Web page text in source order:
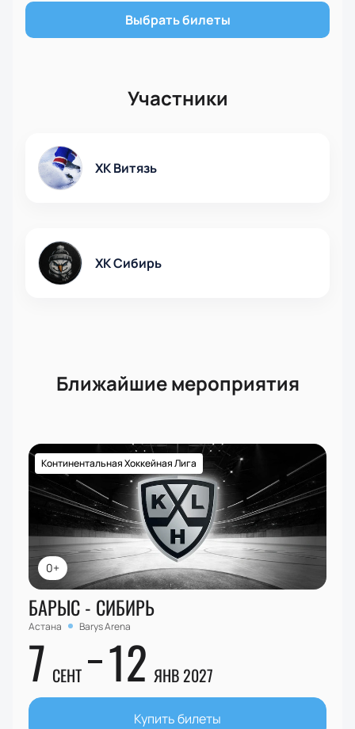
ограничено. Купить билеты на нашем сайте можно
уже сейчас, чтобы не пропустить ни одного
Выбрать билеты
Участники
ХК Витязь
ХК Сибирь
Ближайшие мероприятия
0+
Континентальная Хоккейная Лига
БАРЫС - СИБИРЬ
Астана Barys Arena
7 СЕНТ 12 ЯНВ 2027
Купить билеты